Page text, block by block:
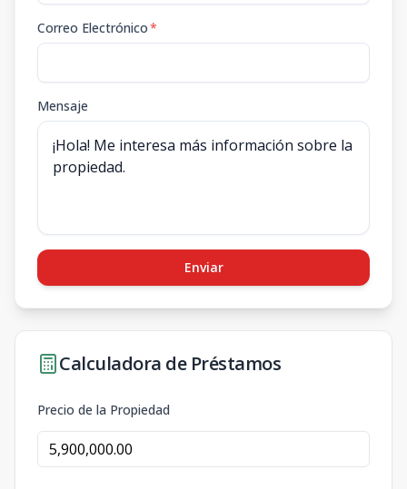
Correo Electrónico*
Mensaje
Enviar
Calculadora de Préstamos
Precio de la Propiedad